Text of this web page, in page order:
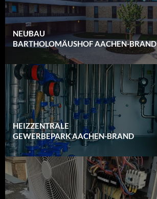
NEUBAU
BARTHOLOMÄUSHOF AACHEN-BRAND
HEIZZENTRALE
GEWERBEPARK AACHEN-BRAND